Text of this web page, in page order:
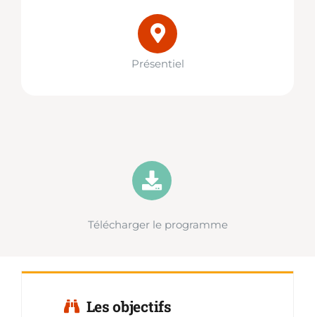
Présentiel
Télécharger le programme
Les objectifs